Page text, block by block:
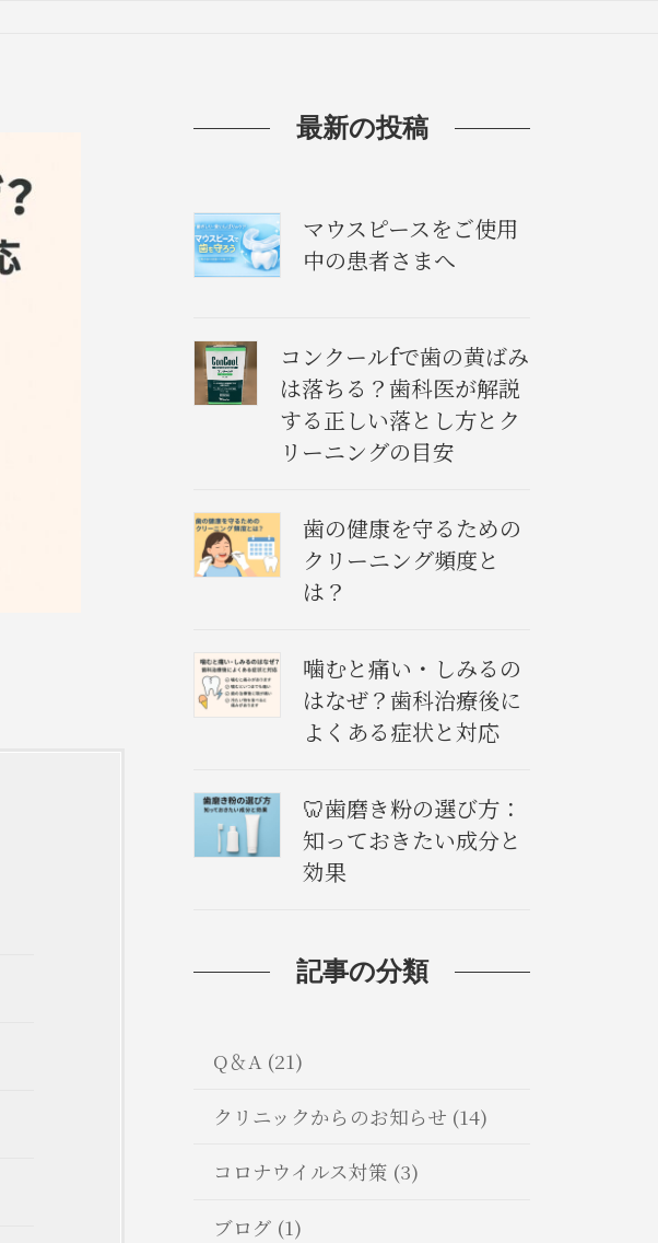
最新の投稿
マウスピースをご使用
中の患者さまへ
コンクールfで歯の黄ばみ
は落ちる？歯科医が解説
する正しい落とし方とク
リーニングの目安
歯の健康を守るための
クリーニング頻度と
は？
噛むと痛い・しみるの
はなぜ？歯科治療後に
よくある症状と対応
🦷歯磨き粉の選び方：
知っておきたい成分と
効果
記事の分類
Q＆A (21)
クリニックからのお知らせ (14)
コロナウイルス対策 (3)
ブログ (1)